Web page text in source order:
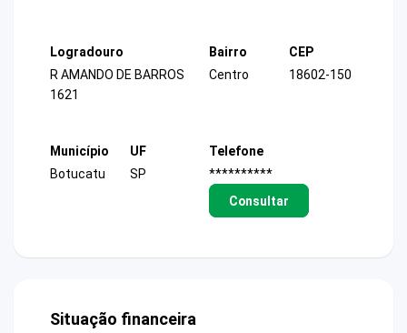
Logradouro
R AMANDO DE BARROS
1621
Bairro
Centro
CEP
18602-150
Município
Botucatu
UF
SP
Telefone
**********
Consultar
Situação financeira